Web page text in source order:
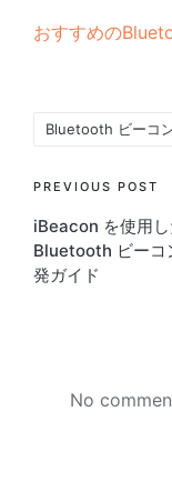
おすすめの
Bluetooth ビーコ
Post
PREVIOUS POST
iBeacon を使用し
Bluetooth ビーコ
発ガイド
No